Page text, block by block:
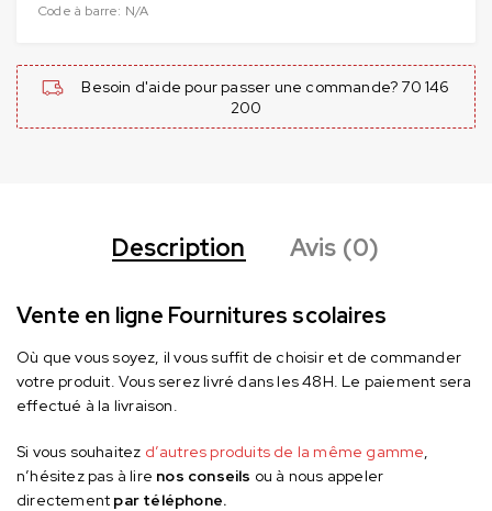
Code à barre: N/A
Besoin d'aide pour passer une commande? 70 146
200
Description Avis (0)
Vente en ligne Fournitures scolaires
Où que vous soyez, il vous suffit de choisir et de commander
votre produit. Vous serez livré dans les 48H. Le paiement sera
effectué à la livraison.
Si vous souhaitez d’autres produits de la même gamme,
n’hésitez pas à lire nos conseils ou à nous appeler
directement par téléphone.